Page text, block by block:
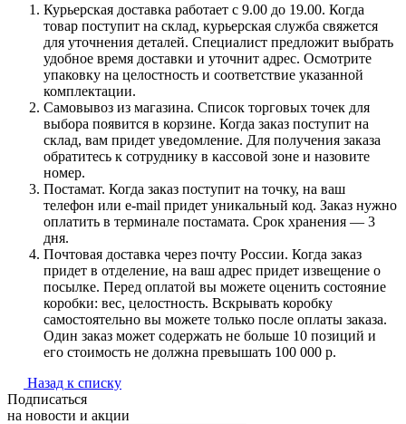
Курьерская доставка работает с 9.00 до 19.00. Когда
товар поступит на склад, курьерская служба свяжется
для уточнения деталей. Специалист предложит выбрать
удобное время доставки и уточнит адрес. Осмотрите
упаковку на целостность и соответствие указанной
комплектации.
Самовывоз из магазина. Список торговых точек для
выбора появится в корзине. Когда заказ поступит на
склад, вам придет уведомление. Для получения заказа
обратитесь к сотруднику в кассовой зоне и назовите
номер.
Постамат. Когда заказ поступит на точку, на ваш
телефон или e-mail придет уникальный код. Заказ нужно
оплатить в терминале постамата. Срок хранения — 3
дня.
Почтовая доставка через почту России. Когда заказ
придет в отделение, на ваш адрес придет извещение о
посылке. Перед оплатой вы можете оценить состояние
коробки: вес, целостность. Вскрывать коробку
самостоятельно вы можете только после оплаты заказа.
Один заказ может содержать не больше 10 позиций и
его стоимость не должна превышать 100 000 р.
Назад к списку
Подписаться
на новости и акции